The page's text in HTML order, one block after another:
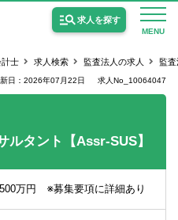
MENU
求人を探す
会計士の求人
会計士試験合格向けの求人
計士 求人検索 監査法人の求人 監査
日：2026年07月22日 求人No_10064047
ルタント【Assr-SUS】
万円 ※募集要項に詳細あり